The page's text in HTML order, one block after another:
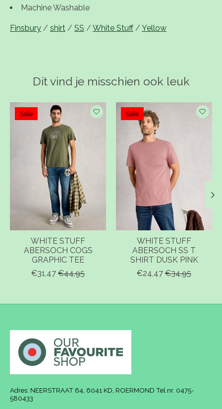
Machine Washable
Finsbury / shirt / SS / White Stuff/ Yellow
Dit vind je misschien ook leuk
Items van productcarrousel
Sale
WHITE STUFF
ABERSOCH COGS
GRAPHIC TEE
€31,47 €44,95
Sale
WHITE STUFF
ABERSOCH SS T
SHIRT DUSK PINK
€24,47 €34,95
Adres: NEERSTRAAT 64, 6041 KD, ROERMOND Tel.nr. 0475-
580433